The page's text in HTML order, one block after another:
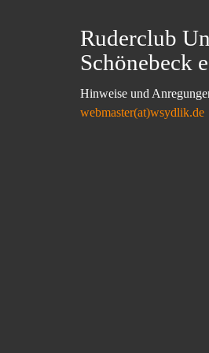
Ruderclub
Schönebeck
Hinweise und
webmaster(at)wsydlik.de